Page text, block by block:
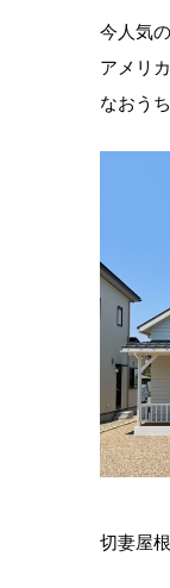
今人気
アメリ
なおうち
切妻屋